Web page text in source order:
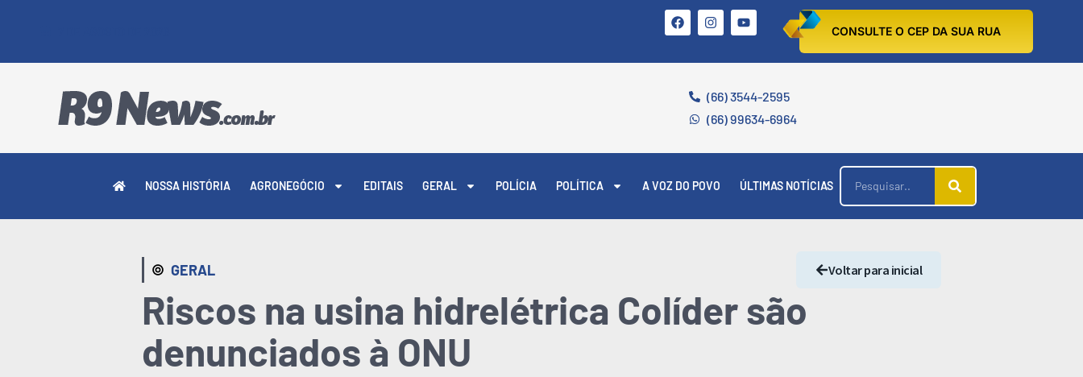
CONSULTE O CEP DA SUA RUA
(66) 3544-2595
(66) 99634-6964
NOSSA HISTÓRIA AGRONEGÓCIO EDITAIS GERAL POLÍCIA POLÍTICA A VOZ DO POVO ÚLTIMAS NOTÍCIAS
GERAL Voltar para inicial
Riscos na usina hidrelétrica Colíder são
denunciados à ONU